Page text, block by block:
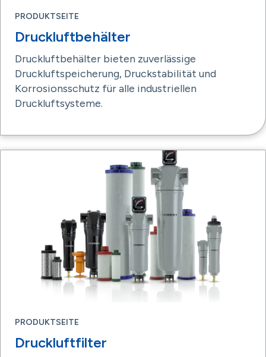
PRODUKTSEITE
Druckluftbehälter
Druckluftbehälter bieten zuverlässige
Druckluftspeicherung, Druckstabilität und
Korrosionsschutz für alle industriellen
Druckluftsysteme.
PRODUKTSEITE
Druckluftfilter